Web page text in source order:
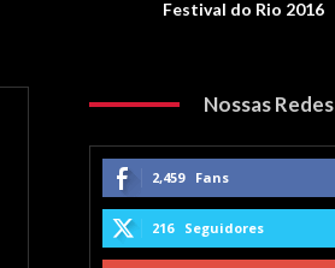
Festival do Rio 2016
Nossas Redes
2,459 Fans
216 Seguidores